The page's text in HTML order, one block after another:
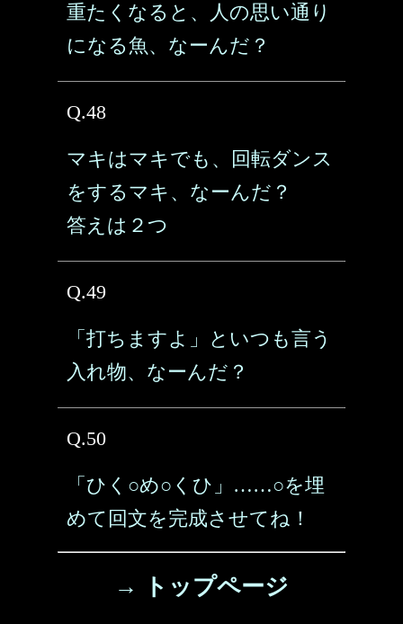
重たくなると、人の思い通り
になる魚、なーんだ？
Q.48
マキはマキでも、回転ダンス
をするマキ、なーんだ？
答えは２つ
Q.49
「打ちますよ」といつも言う
入れ物、なーんだ？
Q.50
「ひく○め○くひ」……○を埋
めて回文を完成させてね！
→ トップページ